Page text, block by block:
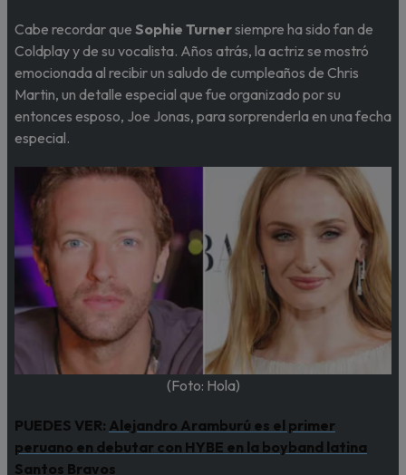
Cabe recordar que Sophie Turnersiempre ha sido fan de
Coldplay y de su vocalista. Años atrás, la actriz se mostró
emocionada al recibir un saludo de cumpleaños de Chris
Martin, un detalle especial que fue organizado por su
entonces esposo, Joe Jonas, para sorprenderla en una fecha
especial.
(Foto: Hola)
PUEDES VER: Alejandro Aramburú es el primer
peruano en debutar con HYBE en la boyband latina
Santos Bravos